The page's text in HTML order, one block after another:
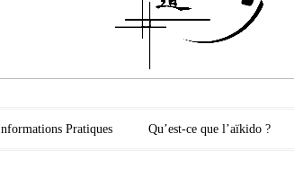
Pratiques Qu’est-ce que l’aïkido ?